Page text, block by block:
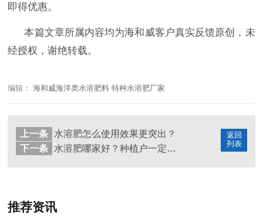
即得优惠。
本篇文章所属内容均为海和威客户真实反馈原创，未
经授权，谢绝转载。
编辑：海和威海洋类水溶肥料 特种水溶肥厂家
返回
列表
上一条
水溶肥怎么使用效果更突出？
下一条
水溶肥哪家好？种植户一定要看！
推荐资讯